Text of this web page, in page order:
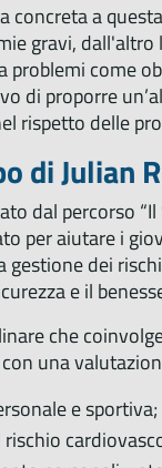
a
gravi,
come
di proporre
rispetto delle
di Julian
dal percorso “Il
per aiutare i
dei
e il
che
una
e sportiva;